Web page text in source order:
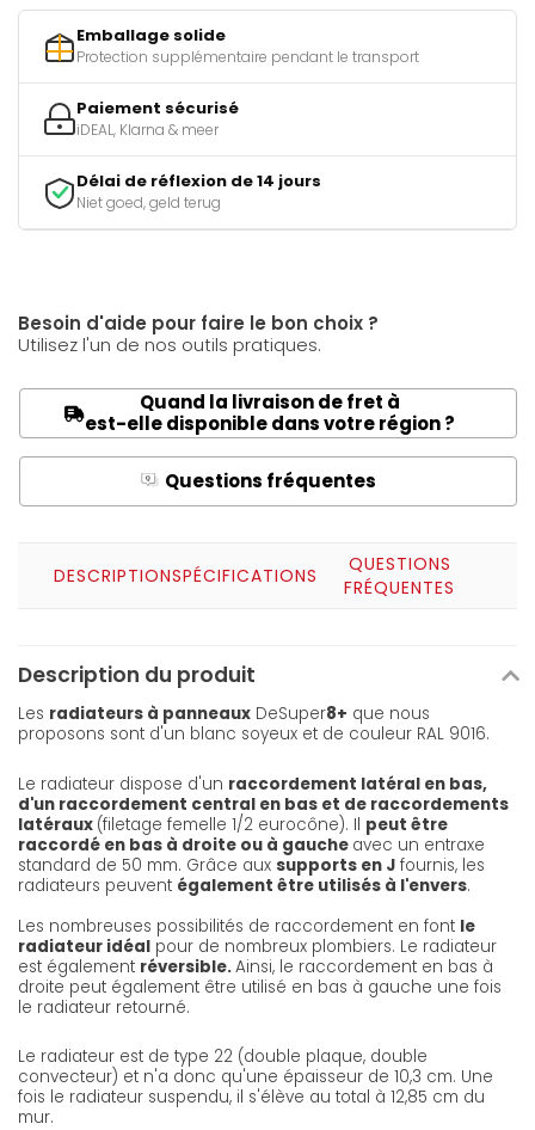
Emballage solide
Protection supplémentaire pendant le transport
Paiement sécurisé
iDEAL, Klarna & meer
Délai de réflexion de 14 jours
Niet goed, geld terug
Besoin d'aide pour faire le bon choix ?
Utilisez l'un de nos outils pratiques.
Quand la livraison de fret à
est-elle disponible dans votre région ?
Q Questions fréquentes
DESCRIPTIONSPÉCIFICATIONS
QUESTIONS
FRÉQUENTES
Description du produit
Les radiateurs à panneaux DeSuper8+ que nous
proposons sont d'un blanc soyeux et de couleur RAL 9016.
Le radiateur dispose d'un raccordement latéral en bas,
d'un raccordement central en bas et de raccordements
latéraux (filetage femelle 1/2 eurocône). Il peut être
raccordé en bas à droite ou à gauche avec un entraxe
standard de 50 mm. Grâce aux supports en J fournis, les
radiateurs peuvent également être utilisés à l'envers.
Les nombreuses possibilités de raccordement en font le
radiateur idéal pour de nombreux plombiers. Le radiateur
est également réversible.Ainsi, le raccordement en bas à
droite peut également être utilisé en bas à gauche une fois
le radiateur retourné.
Le radiateur est de type 22 (double plaque, double
convecteur) et n'a donc qu'une épaisseur de 10,3 cm. Une
fois le radiateur suspendu, il s'élève au total à 12,85 cm du
mur.